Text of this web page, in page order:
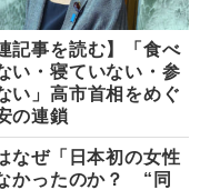
記事を読む】「食べ
い・寝ていない・参
い」高市首相をめぐ
の連鎖
なぜ「日本初の女性
かったのか？ “同